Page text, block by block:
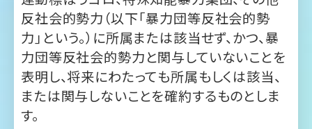
表明し、将来にわたっても所属もしくは該当、
または関与しないことを確約するものとしま
す。
２．当社は、利用者が暴力団等反社会的勢力
に所属もしくは該当する、または関与している
と判断した場合、事前に通知等を行うことな